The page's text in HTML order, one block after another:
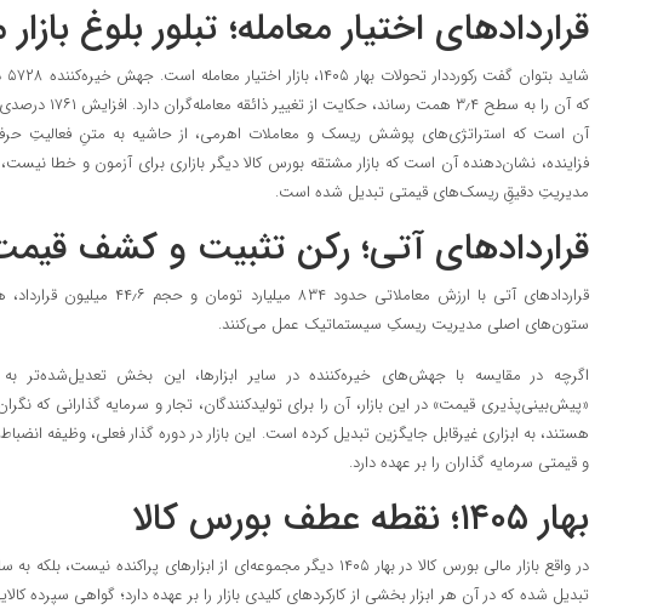
قراردادهای اختیار معامله؛ تبلور بلوغ
که آن را به سطح ۳٫۴
آن است که استراتژی‌های پوشش ریسک و معاملات اهرمی، از حاشیه به متنِ فعالیتِ
فزاینده، نشان‌دهنده آن است که بازار مشتقه بورس کالا دیگر بازاری برای آزمون و خطا
مدیریتِ دقیقِ ریسک‌های قیمتی تبدیل شده است.
قراردادهای آتی؛ رکن تثبیت و کشف
قراردادهای آتی با ارزش معاملاتی حدود
ستون‌های اصلی مدیریت ریسکِ سیستماتیک عمل می‌کنند.
اگرچه در مقایسه با جهش‌های خیره‌کننده در سایر ابزارها، این بخش تعدیل‌شده‌تر به
«پیش‌بینی‌پذیری قیمت» در این بازار، آن را برای تولیدکنندگان، تجار و سرمایه گذارانی که
هستند، به ابزاری غیرقابل جایگزین تبدیل کرده است. این بازار در دوره گذار فعلی، وظیفه
و قیمتی سرمایه گذاران را بر عهده دارد.
بهار ۱۴۰۵؛ نقطه عطف بورس کالا
در واقع بازار مالی بورس کالا در بهار ۱۴۰۵ دیگر مجموعه‌ای از ابزارهای
تبدیل شده که در آن هر ابزار بخشی از کارکردهای کلیدی بازار را بر عهده دارد؛ گواهی سپرده